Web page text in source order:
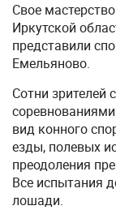
Свое
Иркутской
представили
Емельяново.
Сотни зрителей
вид конного
езды, полевых
преодоления
Все испытания
лошади.